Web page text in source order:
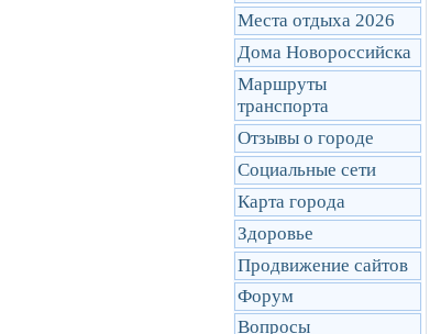
Места отдыха 2026
Дома Новороссийска
Маршруты
транcпорта
Отзывы о городе
Социальные сети
Карта города
Здоровье
Продвижение сайтов
Форум
Вопросы